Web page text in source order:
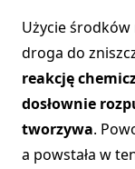
Użycie
droga do
reakcję
dosłownie
tworzywa.
a powstała w